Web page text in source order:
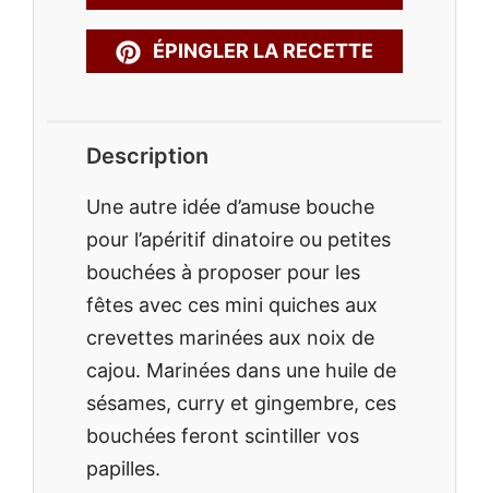
ÉPINGLER LA RECETTE
Description
Une autre idée d’amuse bouche
pour l’apéritif dinatoire ou petites
bouchées à proposer pour les
fêtes avec ces mini quiches aux
crevettes marinées aux noix de
cajou. Marinées dans une huile de
sésames, curry et gingembre, ces
bouchées feront scintiller vos
papilles.